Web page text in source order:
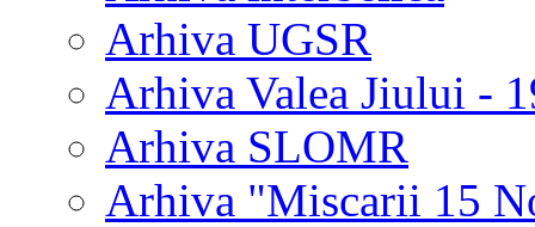
Arhiva UGSR
Arhiva Valea Jiului -
Arhiva SLOMR
Arhiva "Miscarii 15